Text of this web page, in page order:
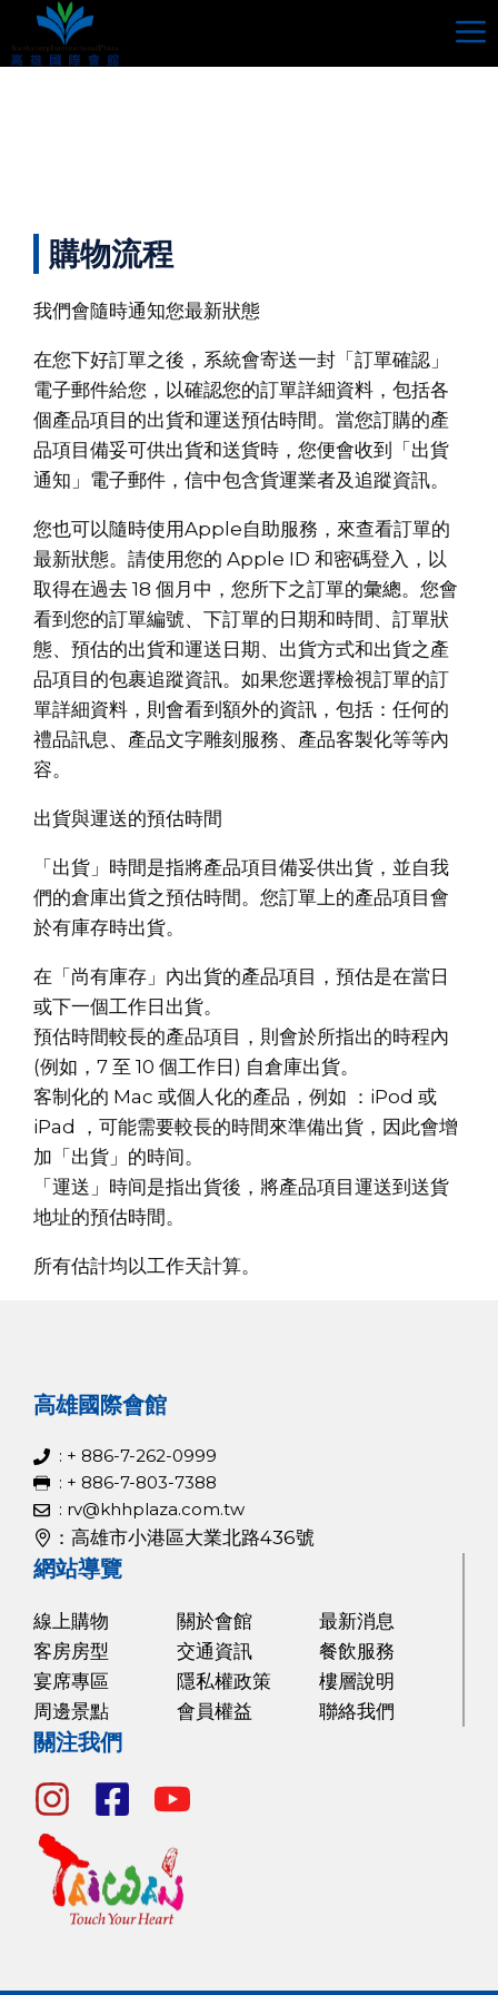
至
主
購物流程
我們會隨時通知您最新狀態
在您下好訂單之後，系統會寄送一封「訂單確認」
電子郵件給您，以確認您的訂單詳細資料，包括各
個產品項目的出貨和運送預估時間。當您訂購的產
品項目備妥可供出貨和送貨時，您便會收到「出貨
通知」電子郵件，信中包含貨運業者及追蹤資訊。
您也可以隨時使用Apple自助服務，來查看訂單的
最新狀態。請使用您的 Apple ID 和密碼登入，以
取得在過去 18 個月中，您所下之訂單的彙總。您會
看到您的訂單編號、下訂單的日期和時間、訂單狀
態、預估的出貨和運送日期、出貨方式和出貨之產
品項目的包裹追蹤資訊。如果您選擇檢視訂單的訂
單詳細資料，則會看到額外的資訊，包括：任何的
禮品訊息、產品文字雕刻服務、產品客製化等等內
容。
出貨與運送的預估時間
「出貨」時間是指將產品項目備妥供出貨，並自我
們的倉庫出貨之預估時間。您訂單上的產品項目會
於有庫存時出貨。
在「尚有庫存」內出貨的產品項目，預估是在當日
或下一個工作日出貨。
預估時間較長的產品項目，則會於所指出的時程內
(例如，7 至 10 個工作日) 自倉庫出貨。
客制化的 Mac 或個人化的產品，例如 ：iPod 或
iPad ，可能需要較長的時間來準備出貨，因此會增
加「出貨」的時间。
「運送」時间是指出貨後，將產品項目運送到送貨
地址的預估時間。
所有估計均以工作天計算。
高雄國際會館
: + 886-7-262-0999
: + 886-7-803-7388
: rv@khhplaza.com.tw
：高雄市小港區大業北路436號
網站導覽
線上購物
客房房型
宴席專區
周邊景點
關於會館
交通資訊
隱私權政策
會員權益
最新消息
餐飲服務
樓層說明
聯絡我們
關注我們